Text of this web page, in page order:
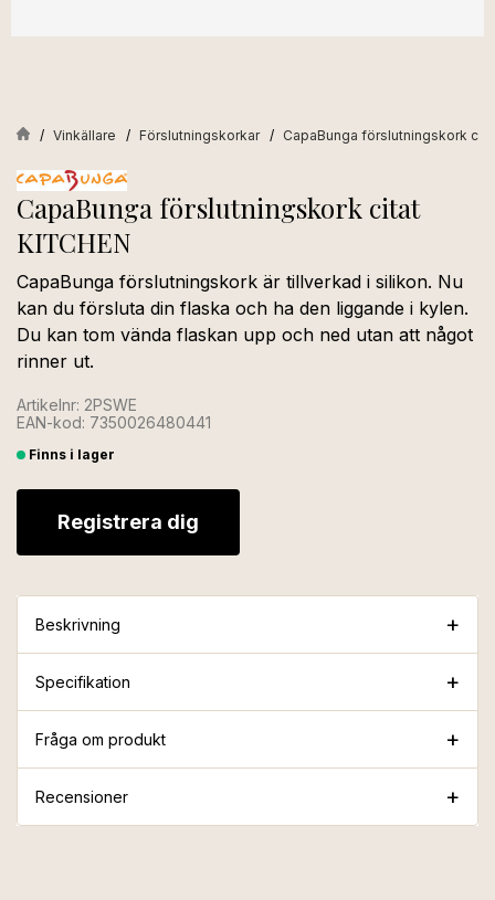
Vinkällare Förslutningskorkar CapaBunga förslutningskork
CapaBunga förslutningskork citat
KITCHEN
CapaBunga förslutningskork är tillverkad i silikon. Nu
kan du försluta din flaska och ha den liggande i kylen.
Du kan tom vända flaskan upp och ned utan att något
rinner ut.
Artikelnr: 2PSWE
EAN-kod: 7350026480441
Finns i lager
Registrera dig
Beskrivning
Specifikation
Fråga om produkt
Recensioner